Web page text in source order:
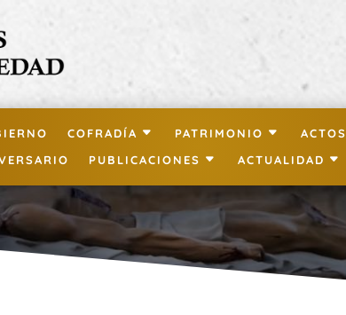
COFRADÍA PATRIMONIO ACTOS
PUBLICACIONES ACTUALIDAD